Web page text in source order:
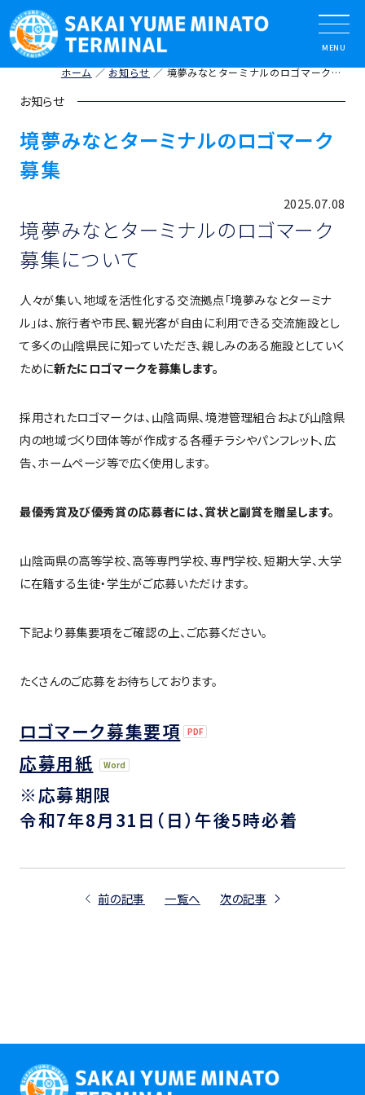
ホーム お知らせ 境夢みなとターミナルのロゴマーク募集
お知らせ
境夢みなとターミナルのロゴマーク
募集
2025.07.08
境夢みなとターミナルのロゴマーク
募集について
⼈々が集い、地域を活性化する交流拠点「境夢みなとターミナ
ル」は、旅行者や市民、観光客が自由に利用できる交流施設とし
て多くの⼭陰県民に知っていただき、親しみのある施設としていく
ために新たにロゴマークを募集します。
採用されたロゴマークは、⼭陰両県、境港管理組合および⼭陰県
内の地域づくり団体等が作成する各種チラシやパンフレット、広
告、ホームページ等で広く使用します。
最優秀賞及び優秀賞の応募者には、賞状と副賞を贈呈します。
⼭陰両県の高等学校、高等専門学校、専門学校、短期⼤学、⼤学
に在籍する生徒・学生がご応募いただけます。
下記より募集要項をご確認の上、ご応募ください。
たくさんのご応募をお待ちしております。
ロゴマーク募集要項
応募用紙
※応募期限
令和7年8月31日（日）午後5時必着
前の記事 一覧へ 次の記事